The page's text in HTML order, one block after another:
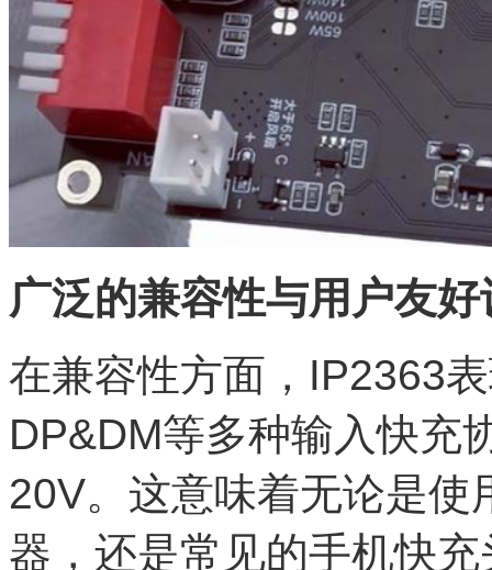
广泛的兼容性与用户友好
在兼容性方面，IP2363
DP&DM等多种输入快充
20V。这意味着无论是使
器，还是常见的手机快